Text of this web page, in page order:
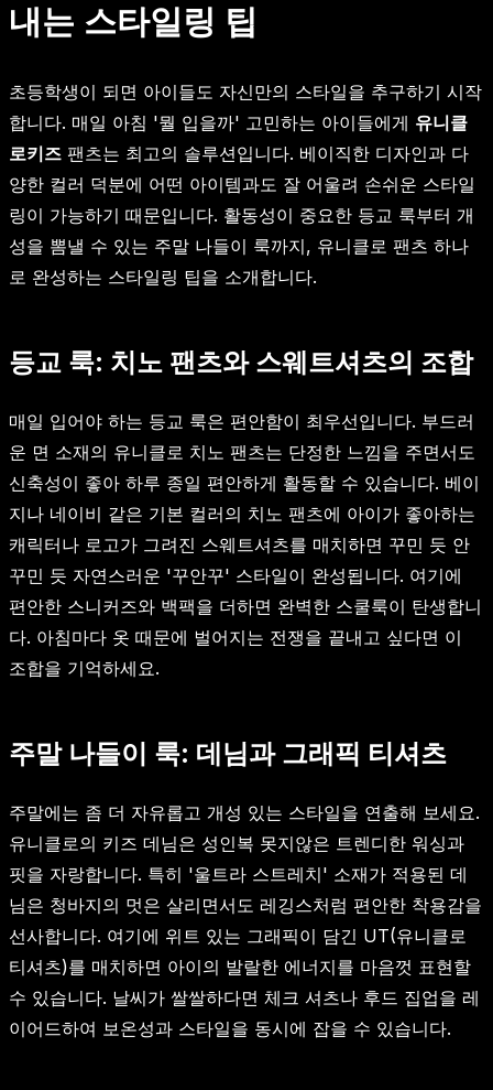
내는 스타일링 팁
초등학생이 되면 아이들도 자신만의 스타일을 추구하기 시작
합니다. 매일 아침 '뭘 입을까' 고민하는 아이들에게 유니클
로키즈 팬츠는 최고의 솔루션입니다. 베이직한 디자인과 다
양한 컬러 덕분에 어떤 아이템과도 잘 어울려 손쉬운 스타일
링이 가능하기 때문입니다. 활동성이 중요한 등교 룩부터 개
성을 뽐낼 수 있는 주말 나들이 룩까지, 유니클로 팬츠 하나
로 완성하는 스타일링 팁을 소개합니다.
등교 룩: 치노 팬츠와 스웨트셔츠의 조합
매일 입어야 하는 등교 룩은 편안함이 최우선입니다. 부드러
운 면 소재의 유니클로 치노 팬츠는 단정한 느낌을 주면서도
신축성이 좋아 하루 종일 편안하게 활동할 수 있습니다. 베이
지나 네이비 같은 기본 컬러의 치노 팬츠에 아이가 좋아하는
캐릭터나 로고가 그려진 스웨트셔츠를 매치하면 꾸민 듯 안
꾸민 듯 자연스러운 '꾸안꾸' 스타일이 완성됩니다. 여기에
편안한 스니커즈와 백팩을 더하면 완벽한 스쿨룩이 탄생합니
다. 아침마다 옷 때문에 벌어지는 전쟁을 끝내고 싶다면 이
조합을 기억하세요.
주말 나들이 룩: 데님과 그래픽 티셔츠
주말에는 좀 더 자유롭고 개성 있는 스타일을 연출해 보세요.
유니클로의 키즈 데님은 성인복 못지않은 트렌디한 워싱과
핏을 자랑합니다. 특히 '울트라 스트레치' 소재가 적용된 데
님은 청바지의 멋은 살리면서도 레깅스처럼 편안한 착용감을
선사합니다. 여기에 위트 있는 그래픽이 담긴 UT(유니클로
티셔츠)를 매치하면 아이의 발랄한 에너지를 마음껏 표현할
수 있습니다. 날씨가 쌀쌀하다면 체크 셔츠나 후드 집업을 레
이어드하여 보온성과 스타일을 동시에 잡을 수 있습니다.